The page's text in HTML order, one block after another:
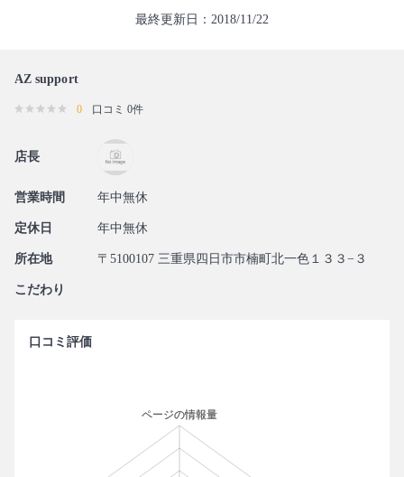
最終更新日：2018/11/22
AZ support
0 口コミ 0件
店長
営業時間 年中無休
定休日 年中無休
所在地 〒5100107 三重県四日市市楠町北一色１３３−３
こだわり
口コミ評価